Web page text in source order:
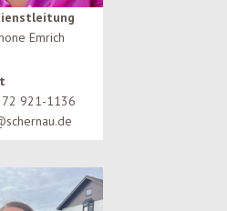
Emrich
921-1136